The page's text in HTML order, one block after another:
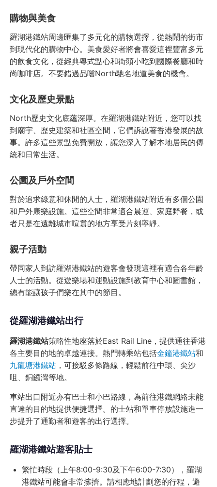
購物與美食
羅湖港鐵站周邊匯集了多元化的購物選擇，從熱鬧的街市
到現代化的購物中心。美食愛好者將會喜愛這裡豐富多元
的飲食文化，從經典粵式點心和街頭小吃到國際餐廳和時
尚咖啡店。不要錯過品嚐North馳名地道美食的機會。
文化及歷史景點
North歷史文化底蘊深厚。在羅湖港鐵站附近，您可以找
到廟宇、歷史建築和社區空間，它們訴說著香港發展的故
事。許多這些景點免費開放，讓您深入了解本地居民的傳
統和日常生活。
公園及戶外空間
對於追求綠意和休閒的人士，羅湖港鐵站附近有多個公園
和戶外康樂設施。這些空間非常適合晨運、家庭野餐，或
者只是在遠離城市喧囂的地方享受片刻寧靜。
親子活動
帶同家人到訪羅湖港鐵站的遊客會發現這裡有適合各年齡
人士的活動。從遊樂場和運動設施到教育中心和圖書館，
總有能讓孩子們樂在其中的節目。
從羅湖港鐵站出行
羅湖港鐵站策略性地座落於East Rail Line，提供通往香港
各主要目的地的卓越連接。熱門轉乘站包括金鐘港鐵站和
九龍塘港鐵站 ，可接駁多條路線，輕鬆前往中環、尖沙
咀、銅鑼灣等地。
車站出口附近亦有巴士和小巴路線，為前往港鐵網絡未能
直達的目的地提供便捷選擇。的士站和單車停放設施進一
步提升了通勤者和遊客的出行選擇。
羅湖港鐵站遊客貼士
繁忙時段（上午8:00-9:30及下午6:00-7:30），羅湖
港鐵站可能會非常擁擠。請相應地計劃您的行程，避